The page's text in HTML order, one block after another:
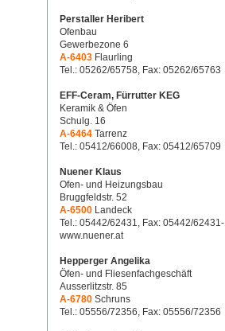
Perstaller Heribert
Ofenbau
Gewerbezone 6
A-6403 Flaurling
Tel.: 05262/65758, Fax: 05262/65763
EFF-Ceram, Fürrutter KEG
Keramik & Öfen
Schulg. 16
A-6464 Tarrenz
Tel.: 05412/66008, Fax: 05412/65709
Nuener Klaus
Ofen- und Heizungsbau
Bruggfeldstr. 52
A-6500 Landeck
Tel.: 05442/62431, Fax: 05442/
www.nuener.at
Hepperger Angelika
Öfen- und Fliesenfachgeschäft
Ausserlitzstr. 85
A-6780 Schruns
Tel.: 05556/72356, Fax: 05556/72356